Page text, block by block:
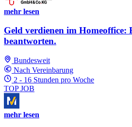
mehr lesen
Geld verdienen im Homeoffice:
beantworten.
Bundesweit
Nach Vereinbarung
2 - 16 Stunden pro Woche
TOP JOB
mehr lesen